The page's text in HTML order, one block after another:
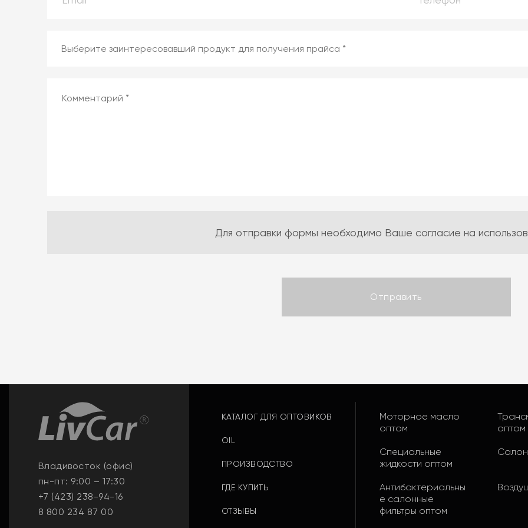
Для отправки формы необходимо Ваше согласие на
Отправить
Владивосток (офис)
пн-пт: 9:00 – 17:30
+7 (423) 238-94-16
8 800 234 87 00
КАТАЛОГ ДЛЯ ОПТОВИКОВ
OIL
ПРОИЗВОДСТВО
ГДЕ КУПИТЬ
ОТЗЫВЫ
Моторное масло
оптом
оптом
Специальные
жидкости оптом
Антибактериальны
е салонные
фильтры оптом